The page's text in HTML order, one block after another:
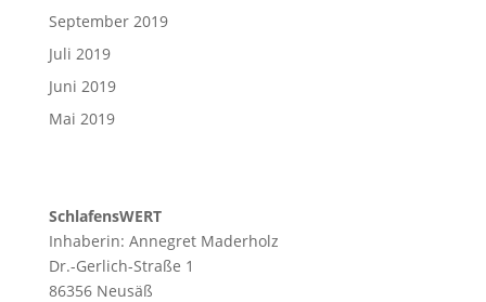
September 2019
Juli 2019
Juni 2019
Mai 2019
SchlafensWERT
Inhaberin: Annegret Maderholz
Dr.-Gerlich-Straße 1
86356 Neusäß